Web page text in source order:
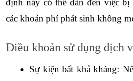
định này có thể dẫn đến việc
các khoản phí phát sinh không
Điều khoản sử dụng dịch
Sự kiện bất khả kháng: